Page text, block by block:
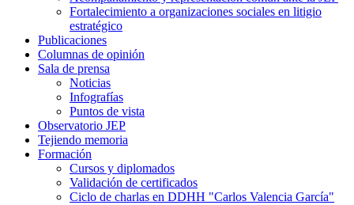
Fortalecimiento a organizaciones sociales en litigio
estratégico
Publicaciones
Columnas de opinión
Sala de prensa
Noticias
Infografías
Puntos de vista
Observatorio JEP
Tejiendo memoria
Formación
Cursos y diplomados
Validación de certificados
Ciclo de charlas en DDHH "Carlos Valencia García"